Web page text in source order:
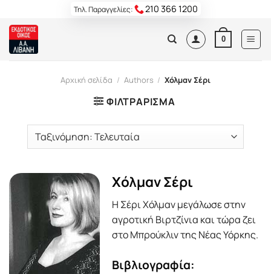
content
Τηλ. Παραγγελίες: 210 366 1200
0
Αρχική σελίδα / Authors / Χόλμαν Σέρι
ΦΙΛΤΡΆΡΙΣΜΑ
Χόλμαν Σέρι
Η Σέρι Χόλμαν μεγάλωσε στην
αγροτική Βιρτζίνια και τώρα ζει
στο Μπρούκλιν της Νέας Υόρκης.
Βιβλιογραφία: